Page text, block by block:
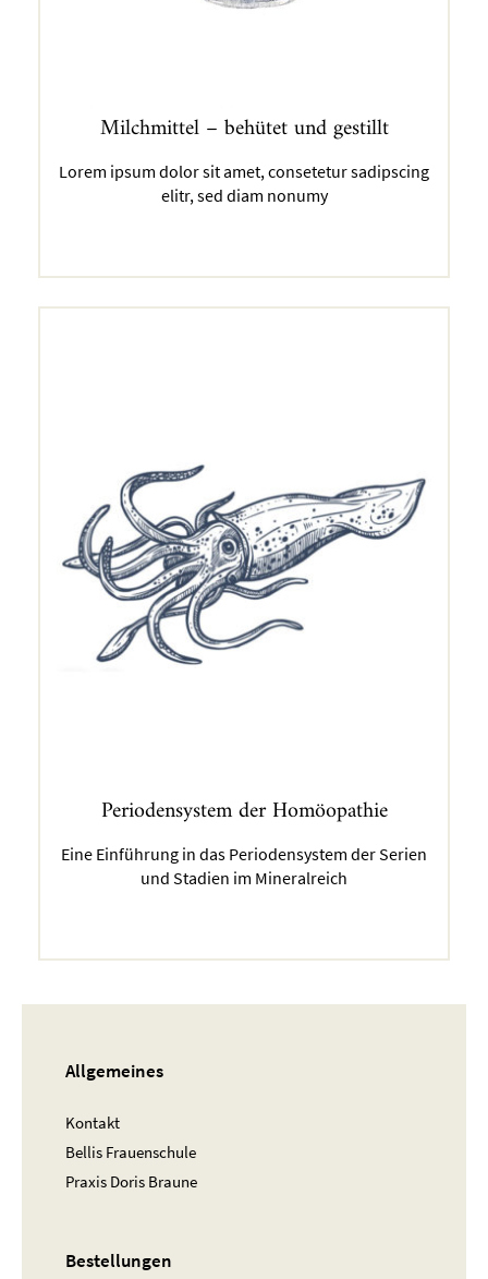
Milchmittel – behütet und gestillt
Lorem ipsum dolor sit amet, consetetur sadipscing
elitr, sed diam nonumy
Periodensystem der Homöopathie
Eine Einführung in das Periodensystem der Serien
und Stadien im Mineralreich
Allgemeines
Kontakt
Bellis Frauenschule
Praxis Doris Braune
Bestellungen